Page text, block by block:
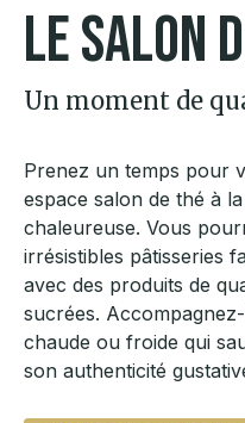
Le salon
Un moment de
Prenez un temps pour
espace salon de thé à
chaleureuse. Vous
irrésistibles pâtisseries
avec des produits de
sucrées.
chaude ou froide qui
son authenticité